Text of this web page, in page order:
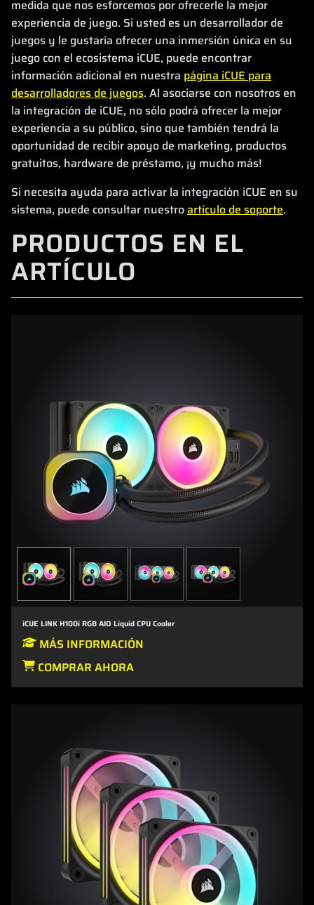
medida que nos esforcemos por ofrecerle la mejor
experiencia de juego. Si usted es un desarrollador de
juegos y le gustaría ofrecer una inmersión única en su
juego con el ecosistema iCUE, puede encontrar
información adicional en nuestra página iCUE para
desarrolladores de juegos. Al asociarse con nosotros en
la integración de iCUE, no sólo podrá ofrecer la mejor
experiencia a su público, sino que también tendrá la
oportunidad de recibir apoyo de marketing, productos
gratuitos, hardware de préstamo, ¡y mucho más!
Si necesita ayuda para activar la integración iCUE en su
sistema, puede consultar nuestroartículo de soporte.
PRODUCTOS EN EL
ARTÍCULO
iCUE LINK H100i RGB AIO Liquid CPU Cooler
MÁS INFORMACIÓN
COMPRAR AHORA